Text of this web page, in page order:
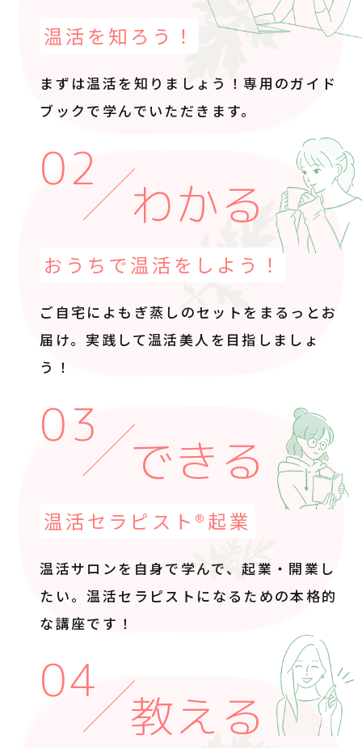
温活を知ろう！
まずは温活を知りましょう！ 専用のガイド
ブックで 学んでいただきます。
わかる
おうちで温活をしよう！
ご自宅によもぎ蒸しのセットをまるっとお
届け。 実践して温活美人を目指しましょ
う！
できる
温活セラピスト®起業
温活サロンを自身で学んで、起業・開業し
たい。温活セラピストになるための本格的
な講座です！
教える